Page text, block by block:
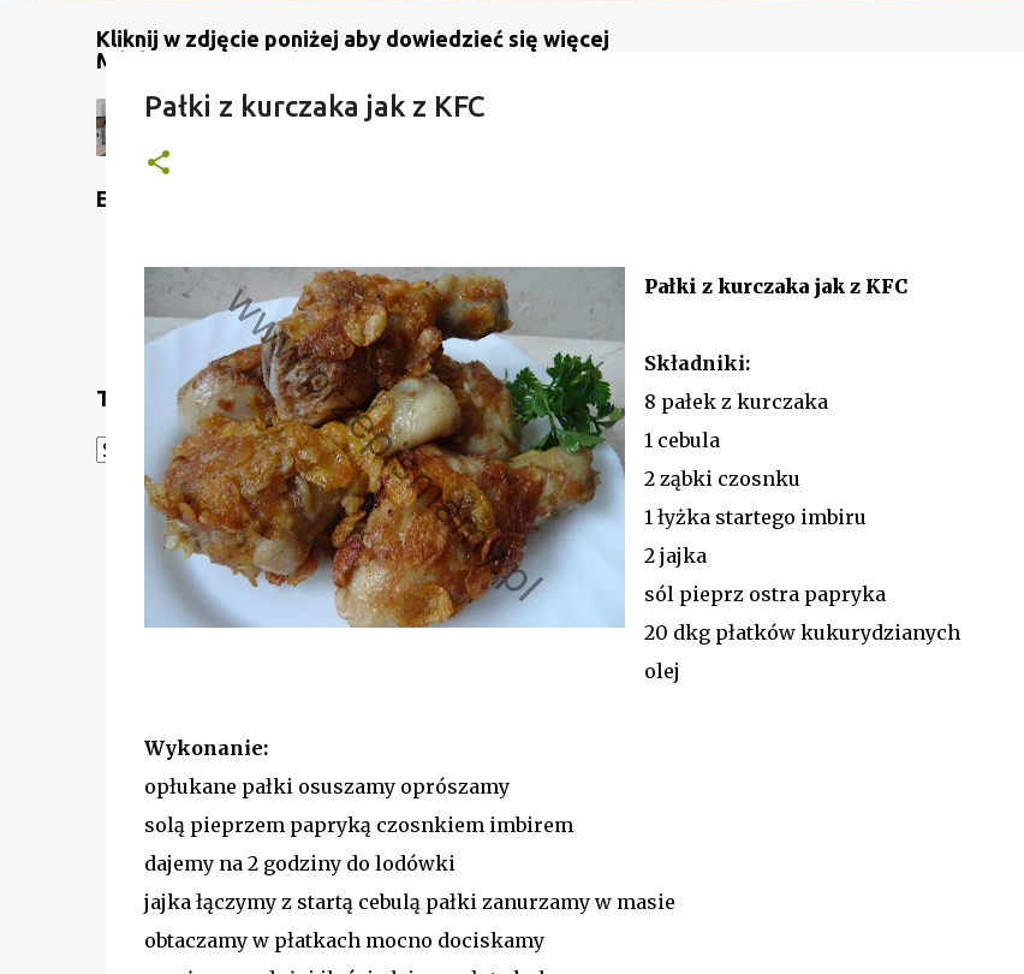
Kliknij w zdjęcie poniżej aby dowiedzieć się więcej
Mój kanał na YouTube
Etykiety
Translate
Powered by Translate
Pałki z kurczaka jak z KFC
Pałki z kurczaka jak z KFC
Składniki:
8 pałek z kurczaka
1 cebula
2 ząbki czosnku
1 łyżka startego imbiru
2 jajka
sól pieprz ostra papryka
20 dkg płatków kukurydzianych
olej
Wykonanie:
opłukane pałki osuszamy oprószamy
solą pieprzem papryką czosnkiem imbirem
dajemy na 2 godziny do lodówki
jajka łączymy z startą cebulą pałki zanurzamy w masie
obtaczamy w płatkach mocno dociskamy